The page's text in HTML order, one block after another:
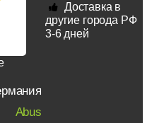
Abus
Доставка в
другие города РФ
3-6 дней